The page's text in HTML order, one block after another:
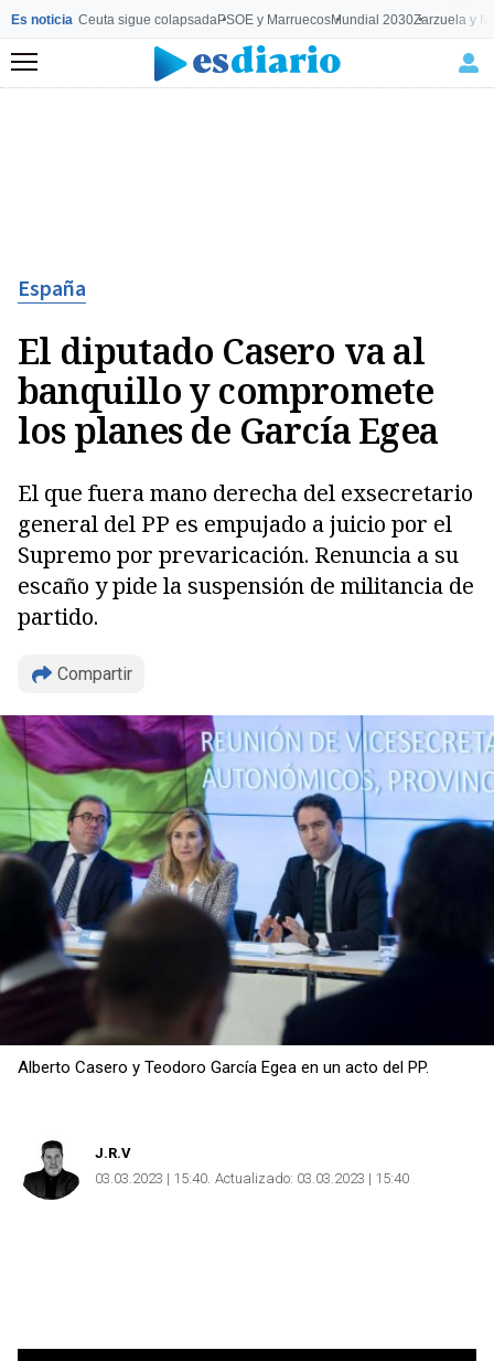
Es noticia Ceuta sigue colapsadaPSOE y MarruecosMundial 2030Zarzuela y
Menú
España
El diputado Casero va al
banquillo y compromete
los planes de García Egea
El que fuera mano derecha del exsecretario
general del PP es empujado a juicio por el
Supremo por prevaricación. Renuncia a su
escaño y pide la suspensión de militancia de
partido.
Compartir
Copiar
Alberto Casero y Teodoro García Egea en un acto del PP.
J.R.V
03.03.2023 | 15:40 Actualizado: 03.03.2023 | 15:40